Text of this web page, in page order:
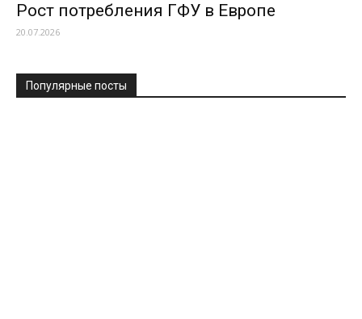
Рост потребления ГФУ в Европе
20.07.2026
Популярные посты